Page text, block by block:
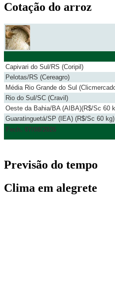
Cotação do arroz
Capivari do Sul/RS (Coripil)
Pelotas/RS (Cereagro)
Média Rio Grande do Sul
Rio do Sul/SC (Cravil)
Oeste da Bahia/BA (AIBA)(R$/Sc 60
Guaratinguetá/SP (IEA) (R$/Sc 60 kg)
Fech. 07/08/2026
Previsão do tempo
Clima em alegrete